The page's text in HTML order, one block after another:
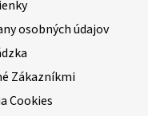
osobných údajov
Zákazníkmi
Cookies